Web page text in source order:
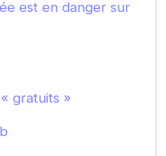
est en danger sur
gratuits »